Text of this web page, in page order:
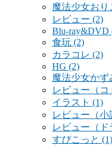
魔法少女お
レビュー (2)
Blu-ray&DVD
食玩 (2)
カラコレ (2)
HG (2)
魔法少女か
レビュー（コ
イラスト (1)
レビュー（小
レビュー（ド
すぴこっと (1)